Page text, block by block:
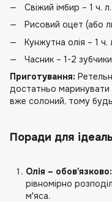
Свіжий імбир – 1 ч.
Рисовий оцет (або
Кунжутна олія – 1 ч.
Часник – 1-2
Приготування:
достатньо
вже солоний, тому
Поради для
Олія – обов'язково:
рівномірно
м'яса.